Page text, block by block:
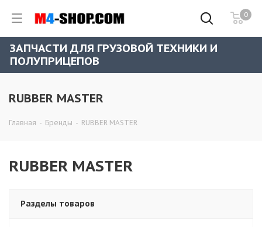
0
ЗАПЧАСТИ ДЛЯ ГРУЗОВОЙ ТЕХНИКИ И
ПОЛУПРИЦЕПОВ
RUBBER MASTER
Главная - Бренды - RUBBER MASTER
RUBBER MASTER
Разделы товаров